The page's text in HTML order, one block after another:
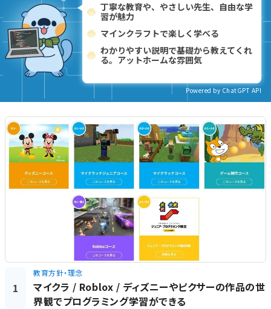
丁寧な教育や、やさしい先生、自由な学
習が魅力
マインクラフトで楽しく学べる
わかりやすい説明で基礎から教えてくれ
る。アットホームな雰囲気
Powered by ChatGPT API
1
教育方針・理念
マイクラ / Roblox / ディズニーやピクサーの作品の世
界観でプログラミング学習ができる